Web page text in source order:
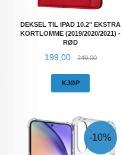
DEKSEL TIL IPAD 10.2" EKSTRA
KORTLOMME (2019/2020/2021) -
RØD
Tilbud
199,00 249,00Rabatt
KJØP
-10%